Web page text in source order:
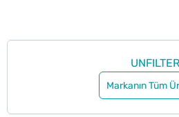
UNFILTER
Markanın Tüm